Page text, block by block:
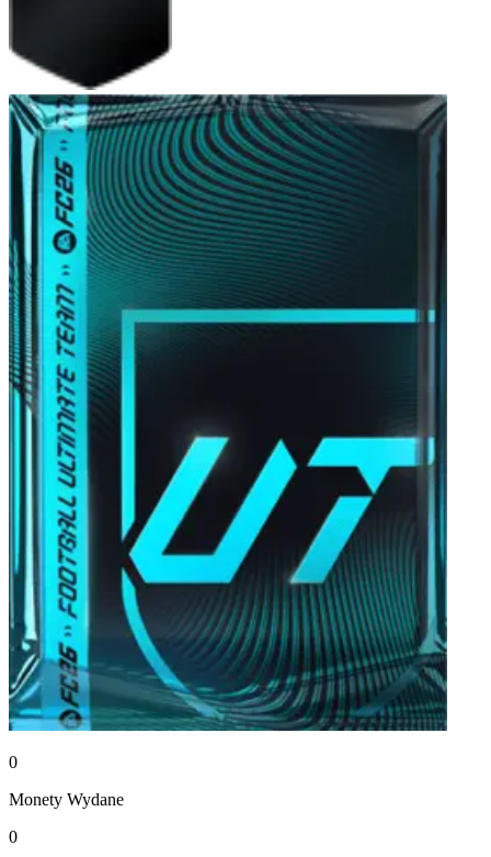
0
Monety Wydane
0